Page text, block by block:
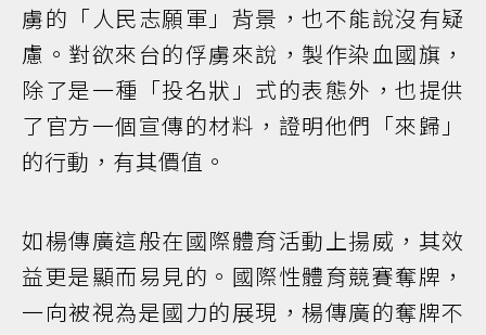
虜的「人民志願軍」背景，也不能說沒有疑
慮。對欲來台的俘虜來說，製作染血國旗，
除了是一種「投名狀」式的表態外，也提供
了官方一個宣傳的材料，證明他們「來歸」
的行動，有其價值。
如楊傳廣這般在國際體育活動上揚威，其效
益更是顯而易見的。國際性體育競賽奪牌，
一向被視為是國力的展現，楊傳廣的奪牌不